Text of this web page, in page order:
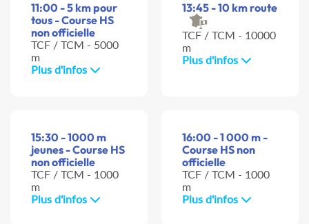
11:00 - 5 km pour
tous - Course HS
non officielle
TCF / TCM - 5000
m
Plus d'infos
13:45 - 10 km route
TCF / TCM - 10000
m
Plus d'infos
15:30 - 1000 m
jeunes - Course HS
non officielle
TCF / TCM - 1000
m
Plus d'infos
16:00 - 1 000 m -
Course HS non
officielle
TCF / TCM - 1000
m
Plus d'infos